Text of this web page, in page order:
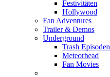
Festivitäten
Hollywood
Fan Adventures
Trailer & Demos
Underground
Trash Episoden
Meteorhead
Fan Movies